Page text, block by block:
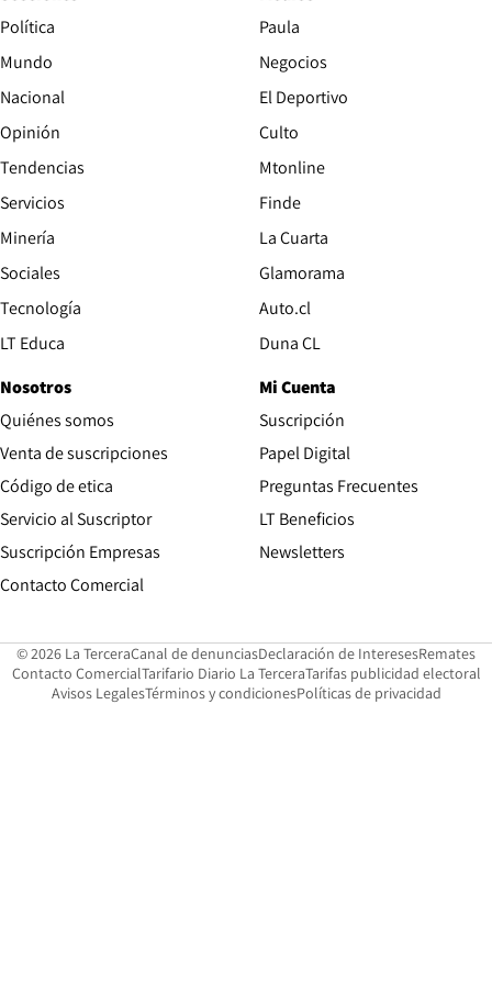
Política
Mundo
Nacional
Opinión
Tendencias
Servicios
Minería
Sociales
Tecnología
LT Educa
Paula
Negocios
El Deportivo
Culto
Mtonline
Finde
La Cuarta
Glamorama
Auto.cl
Duna CL
Nosotros
Quiénes somos
Venta de suscripciones
Código de etica Opens in new window
Servicio al Suscriptor
Suscripción Empresas
Contacto Comercial
Mi Cuenta
Suscripción
Papel Digital
Preguntas Frecuentes
LT Beneficios
Newsletters
© 2026 La TerceraCanal de denunciasOpens in new window
Declaración de InteresesOpens in
Remates
Contacto ComercialOpens in new window
Tarifario Diario La TerceraOpens in new window
Tarifas publicidad electoral
Avisos LegalesOpens in new window
Términos y condicionesPolíticas de privacidad